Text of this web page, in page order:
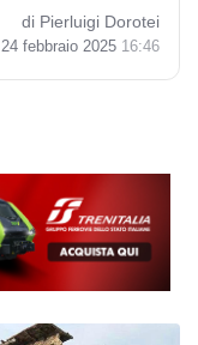
di Pierluigi Dorotei
24 febbraio 2025 16:46